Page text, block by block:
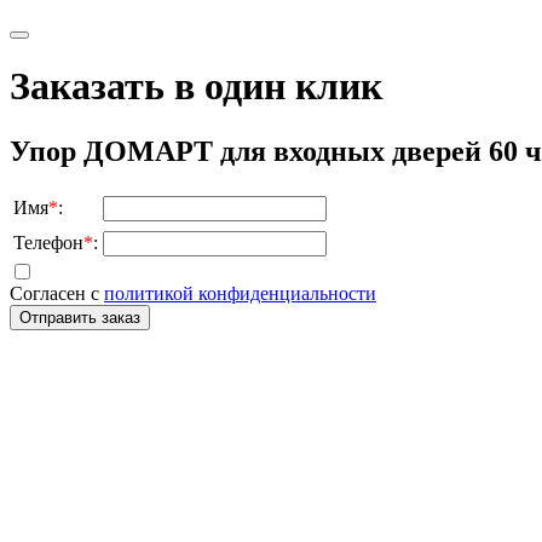
Заказать в один клик
Упор ДОМАРТ для входных дверей 60
Имя*:
Телефон*:
Согласен с политикой конфиденциальности
Отправить заказ